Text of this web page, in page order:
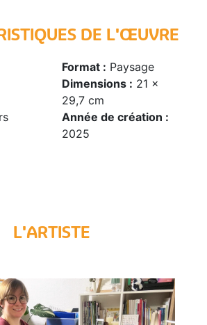
DE L'ŒUVRE
Format : Paysage
Dimensions : 21 x
29,7 cm
Année de création :
2025
L'ARTISTE